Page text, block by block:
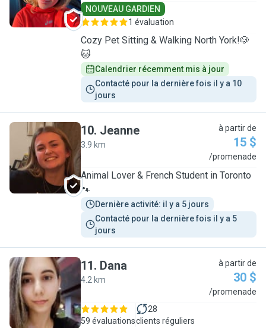
NOUVEAU GARDIEN
1 évaluation
Cozy Pet Sitting & Walking North York!🐶
🐱
Calendrier récemment mis à jour
Contacté pour la dernière fois il y a 10
jours
J
10. Jeanne
3.9 km
à partir de
15 $
/promenade
Animal Lover & French Student in Toronto
🐾
Dernière activité: il y a 5 jours
Contacté pour la dernière fois il y a 5
jours
D
11. Dana
4.2 km
à partir de
30 $
/promenade
59 évaluations
28
clients réguliers